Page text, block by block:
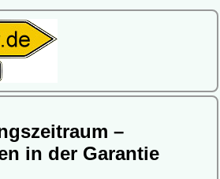
–
in der Garantie